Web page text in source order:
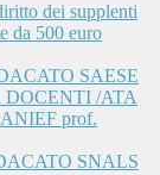
dei supplenti
da 500 euro
SAESE
DOCENTI /ATA
ANIEF prof.
SNALS